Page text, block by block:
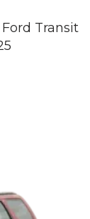
Transit